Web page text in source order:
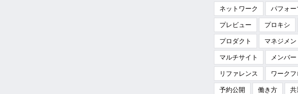
ネットワーク パフォー
プレビュー プロキシ
プロダクト マネジメン
マルチサイト メンバー
リファレンス ワークフ
予約公開 働き方 共